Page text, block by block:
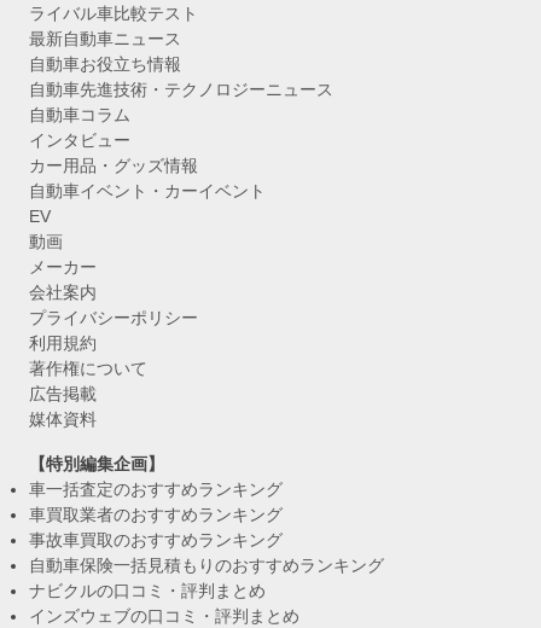
ライバル車比較テスト
最新自動車ニュース
自動車お役立ち情報
自動車先進技術・テクノロジーニュース
自動車コラム
インタビュー
カー用品・グッズ情報
自動車イベント・カーイベント
EV
動画
メーカー
会社案内
プライバシーポリシー
利用規約
著作権について
広告掲載
媒体資料
【特別編集企画】
車一括査定のおすすめランキング
車買取業者のおすすめランキング
事故車買取のおすすめランキング
自動車保険一括見積もりのおすすめランキング
ナビクルの口コミ・評判まとめ
インズウェブの口コミ・評判まとめ